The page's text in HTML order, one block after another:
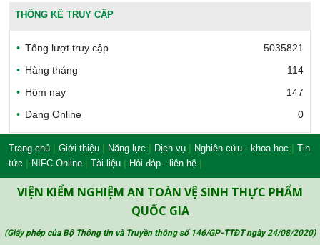
Văn phòng công nhận chất lượng
Công đoàn Y tế Việt Nam
Safe Food for Growth Project (SAFEGRO)
THỐNG KÊ TRUY CẬP
Tổng lượt truy cập
5035821
Hàng tháng
114
Hôm nay
147
Đang Online
0
Trang chủ | Giới thiệu | Năng lực | Dịch vụ | Nghiên cứu - khoa học | Tin
tức | NIFC Online | Tài liệu | Hỏi đáp - liên hệ |
VIỆN KIỂM NGHIỆM AN TOÀN VỆ SINH THỰC PHẨM
QUỐC GIA
(Giấy phép của Bộ Thông tin và Truyền thông số 146/GP-TTĐT ngày 24/08/2020)